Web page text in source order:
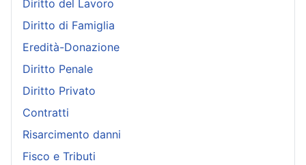
Diritto del Lavoro
Diritto di Famiglia
Eredità-Donazione
Diritto Penale
Diritto Privato
Contratti
Risarcimento danni
Fisco e Tributi